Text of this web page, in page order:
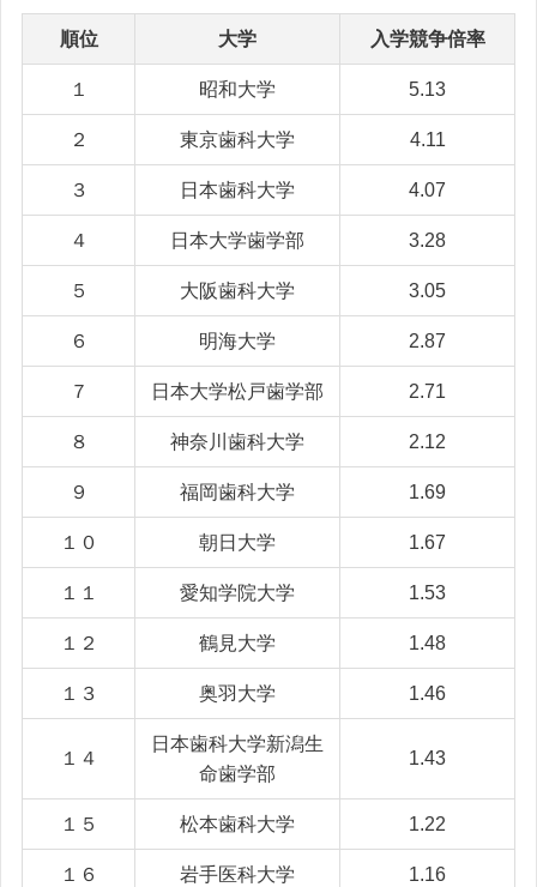
順位 大学 入学競争倍率
１ 昭和大学 5.13
２ 東京歯科大学 4.11
３ 日本歯科大学 4.07
４ 日本大学歯学部 3.28
５ 大阪歯科大学 3.05
６ 明海大学 2.87
７ 日本大学松戸歯学部 2.71
８ 神奈川歯科大学 2.12
９ 福岡歯科大学 1.69
１０ 朝日大学 1.67
１１ 愛知学院大学 1.53
１２ 鶴見大学 1.48
１３ 奥羽大学 1.46
１４
日本歯科大学新潟生
命歯学部
1.43
１５ 松本歯科大学 1.22
１６ 岩手医科大学 1.16